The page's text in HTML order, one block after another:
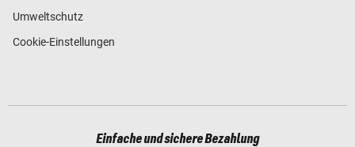
Umweltschutz
Cookie-Einstellungen
Einfache und sichere Bezahlung